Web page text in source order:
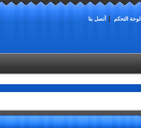
لوحة التحكم أتصل بنا